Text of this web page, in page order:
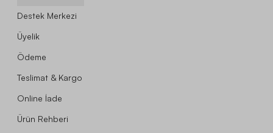
Destek Merkezi
Üyelik
Ödeme
Teslimat & Kargo
Online İade
Ürün Rehberi